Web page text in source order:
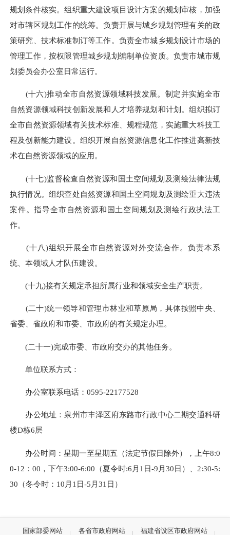
规划条件核实。组织重大建设项目设计方案的规划审核，加强
对市辖区规划工作的统筹。负责开展与城乡规划管理有关的政
策研究、技术标准制订等工作。负责全市城乡规划设计市场的
管理工作，按权限管理城乡规划编制单位资质。负责市城市规
划委员会办公室日常运行。
(十六)推动全市自然资源领域科技发展。制定并实施全市
自然资源领域科技创新发展和人才培养规划和计划。组织拟订
全市自然资源领域有关技术标准、规程规范，实施重大科技工
程及创新能力建设。组织开展自然资源信息化工作推进高新技
术在自然资源领域的应用。
(十七)监督检查自然资源和国土空间规划及测绘法律法规
执行情况。组织查处自然资源和国土空间规划及测绘重大违法
案件。指导全市自然资源和国土空间规划及测绘行政执法工
作。
(十八)组织开展全市自然资源对外交流合作。负责本系
统、本领域人才队伍建设。
(十九)接有关规定承担所属行业和领域安全生产职责。
(二十)统一领导和管理市林业和草原局，具体按照中央、
省委、省政府和市委、市政府的有关规定办理。
(二十一)完成市委、市政府交办的其他任务。
单位联系方式：
办公室联系电话：0595-22177528
办公地址：泉州市丰泽区府东路市行政中心二期交通科研
楼D栋6层
办公时间： 星期一至星期五（法定节假日除外），上午8:0
0-12：00，下午3:00-6:00（夏令时:6月1日-9月30日）、2:30-5:
30（冬令时：10月1日-5月31日）
国家部委网站 各省市政府网站 福建省设区市政府网站